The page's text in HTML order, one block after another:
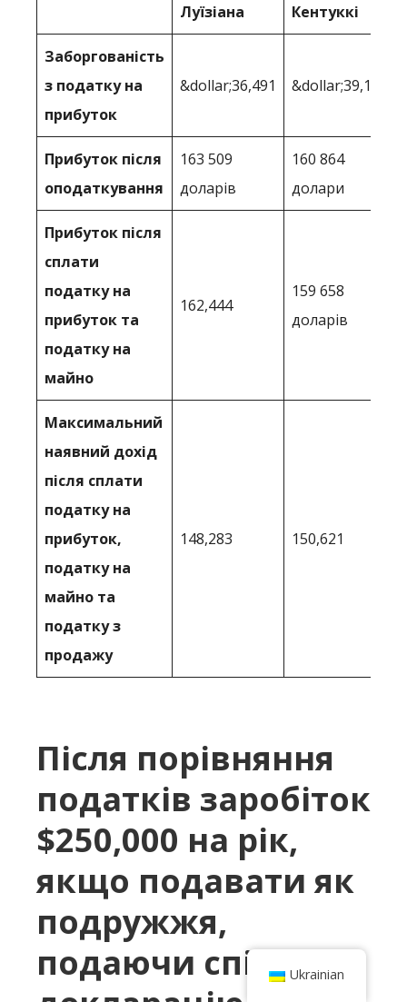
Луїзіана Кентуккі
Заборгованість
з податку на
прибуток
&dollar;36,491 &dollar;39,136
Прибуток після
оподаткування
163 509
доларів
160 864
долари
Прибуток після
сплати
податку на
прибуток та
податку на
майно
162,444
159 658
доларів
Максимальний
наявний дохід
після сплати
податку на
прибуток,
податку на
майно та
податку з
продажу
148,283 150,621
Після порівняння
податків заробіток
$250,000 на рік,
якщо подавати як
подружжя,
подаючи спільну
Ukrainian